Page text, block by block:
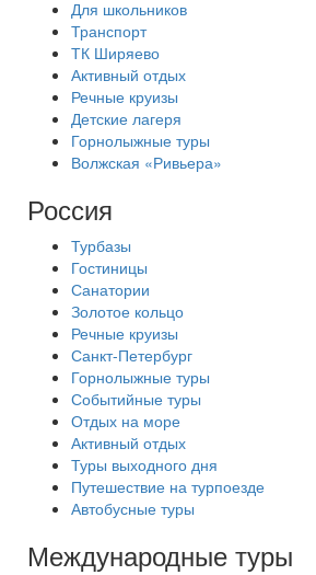
Для школьников
Транспорт
ТК Ширяево
Активный отдых
Речные круизы
Детские лагеря
Горнолыжные туры
Волжская «Ривьера»
Россия
Турбазы
Гостиницы
Санатории
Золотое кольцо
Речные круизы
Санкт-Петербург
Горнолыжные туры
Событийные туры
Отдых на море
Активный отдых
Туры выходного дня
Путешествие на турпоезде
Автобусные туры
Международные туры